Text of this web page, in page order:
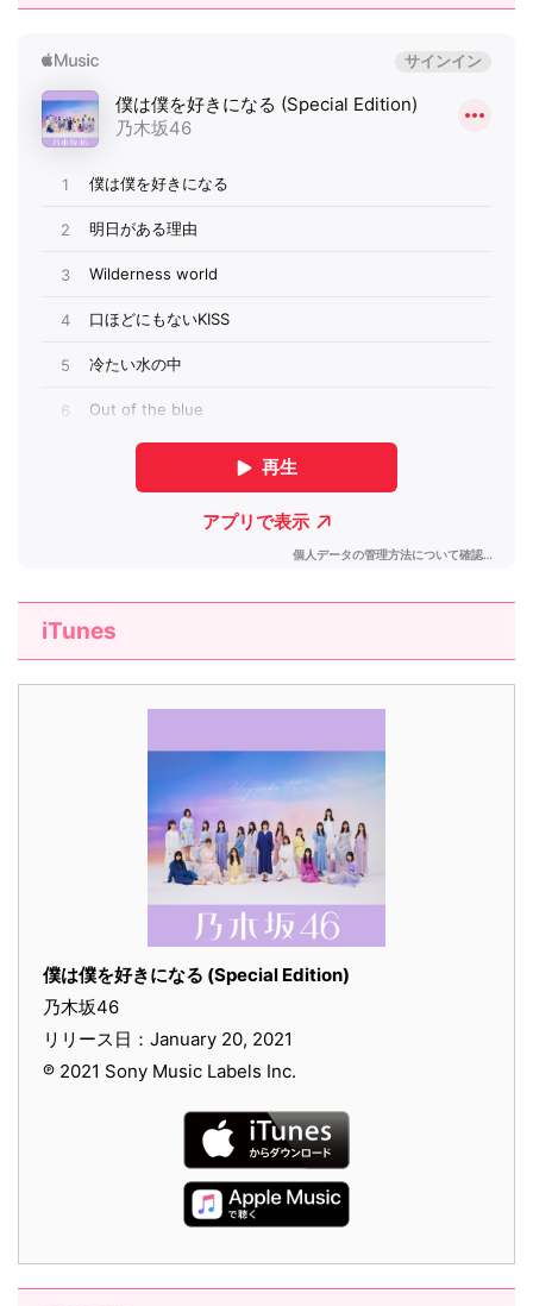
iTunes
僕は僕を好きになる (Special Edition)
乃木坂46
リリース日：January 20, 2021
℗ 2021 Sony Music Labels Inc.